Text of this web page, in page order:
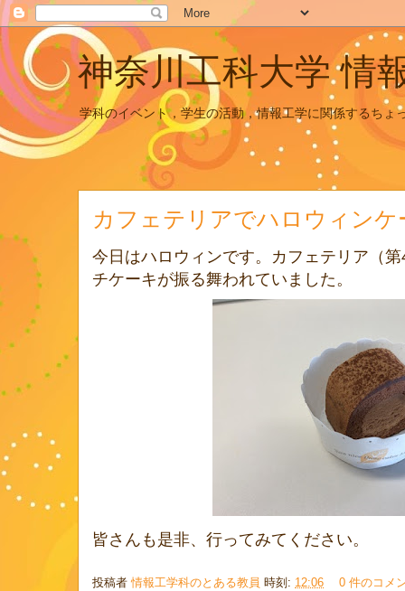
神奈川工科大学 情
学科のイベント，学生の活動，情報工学に関係するちょ
カフェテリアでハロウィンケ
今日はハロウィンです。カフェテリア（
チケーキが振る舞われていました。
皆さんも是非、行ってみてください。
投稿者情報工学科のとある教員 時刻: 12:06 0 件のコメ